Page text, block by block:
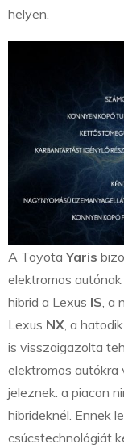
helyen.
A ToyotaYaris
elektromos
hibrid a Lexus IS, a
Lexus NX, a
is visszaigazolta
elektromos
jeleznek: a piacon
hibrideknél. Ennek
csúcstechnológiát